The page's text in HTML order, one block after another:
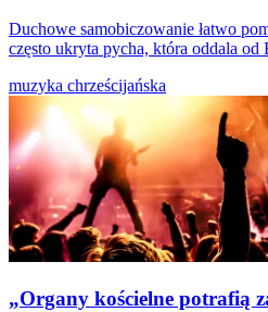
Duchowe samobiczowanie łatwo
często ukryta pycha, która oddala od
muzyka chrześcijańska
„Organy kościelne potrafią